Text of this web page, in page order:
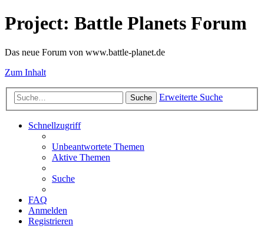
Project: Battle Planets Forum
Das neue Forum von www.battle-planet.de
Zum Inhalt
Suche Erweiterte Suche
Schnellzugriff
Unbeantwortete Themen
Aktive Themen
Suche
FAQ
Anmelden
Registrieren